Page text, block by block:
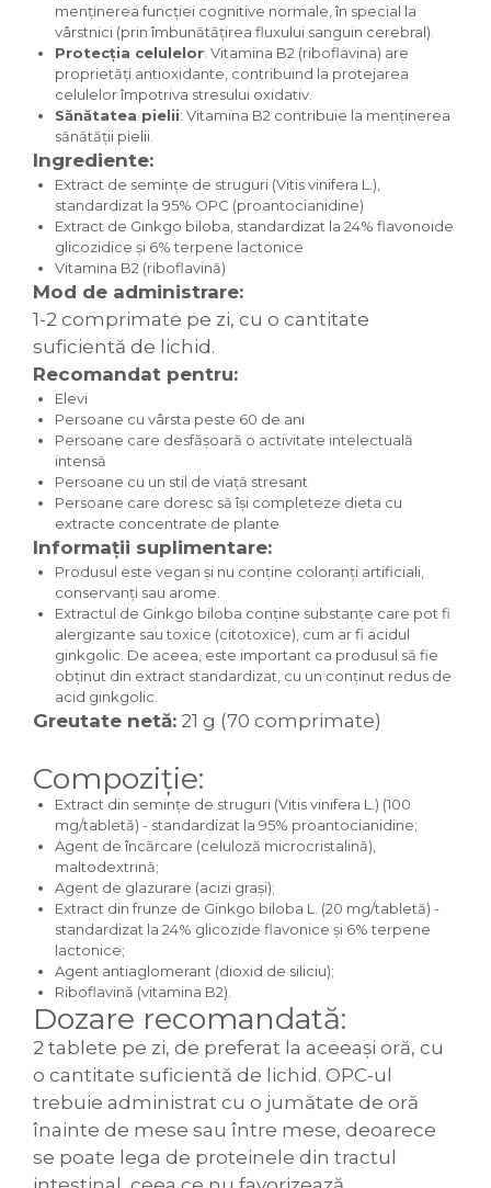
menținerea funcției cognitive normale, în special la
vârstnici (prin îmbunătățirea fluxului sanguin cerebral).
Protecția celulelor: Vitamina B2 (riboflavina) are
proprietăți antioxidante, contribuind la protejarea
celulelor împotriva stresului oxidativ.
Sănătatea pielii: Vitamina B2 contribuie la menținerea
sănătății pielii.
Ingrediente:
Extract de semințe de struguri (Vitis vinifera L.),
standardizat la 95% OPC (proantocianidine)
Extract de Ginkgo biloba, standardizat la 24% flavonoide
glicozidice și 6% terpene lactonice
Vitamina B2 (riboflavină)
Mod de administrare:
1-2 comprimate pe zi, cu o cantitate
suficientă de lichid.
Recomandat pentru:
Elevi
Persoane cu vârsta peste 60 de ani
Persoane care desfășoară o activitate intelectuală
intensă
Persoane cu un stil de viață stresant
Persoane care doresc să își completeze dieta cu
extracte concentrate de plante
Informații suplimentare:
Produsul este vegan și nu conține coloranți artificiali,
conservanți sau arome.
Extractul de Ginkgo biloba conține substanțe care pot fi
alergizante sau toxice (citotoxice), cum ar fi acidul
ginkgolic. De aceea, este important ca produsul să fie
obținut din extract standardizat, cu un conținut redus de
acid ginkgolic.
Greutate netă: 21 g (70 comprimate)
Compoziție:
Extract din semințe de struguri (Vitis vinifera L.) (100
mg/tabletă) - standardizat la 95% proantocianidine;
Agent de încărcare (celuloză microcristalină),
maltodextrină;
Agent de glazurare (acizi grași);
Extract din frunze de Ginkgo biloba L. (20 mg/tabletă) -
standardizat la 24% glicozide flavonice și 6% terpene
lactonice;
Agent antiaglomerant (dioxid de siliciu);
Riboflavină (vitamina B2).
Dozare recomandată:
2 tablete pe zi, de preferat la aceeași oră, cu
o cantitate suficientă de lichid. OPC-ul
trebuie administrat cu o jumătate de oră
înainte de mese sau între mese, deoarece
se poate lega de proteinele din tractul